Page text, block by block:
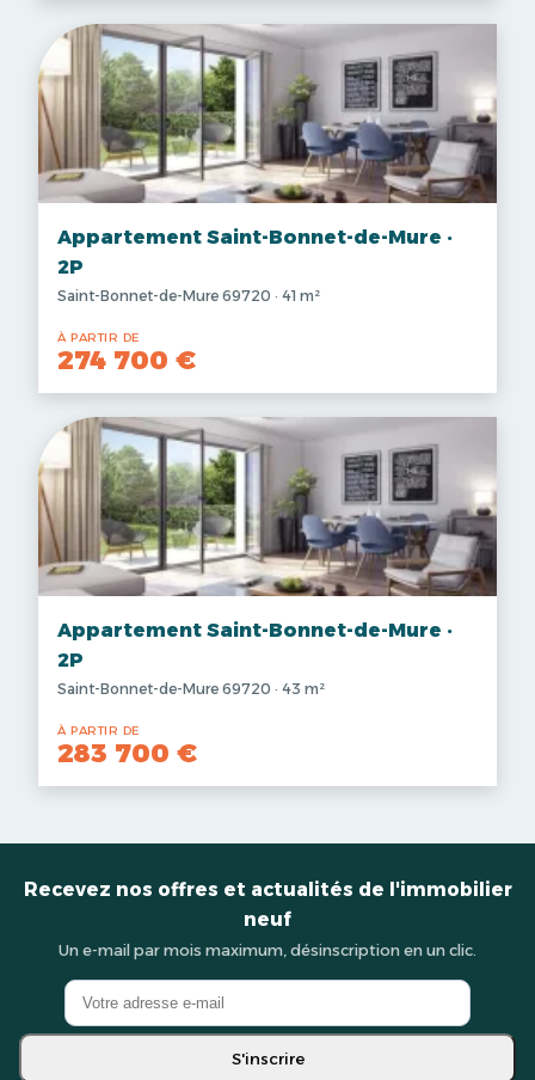
Appartement Saint-Bonnet-de-Mure ·
2P
Saint-Bonnet-de-Mure 69720 · 41 m²
À PARTIR DE
274 700 €
Appartement Saint-Bonnet-de-Mure ·
2P
Saint-Bonnet-de-Mure 69720 · 43 m²
À PARTIR DE
283 700 €
Recevez nos offres et actualités de l'immobilier
neuf
Un e-mail par mois maximum, désinscription en un clic.
S'inscrire